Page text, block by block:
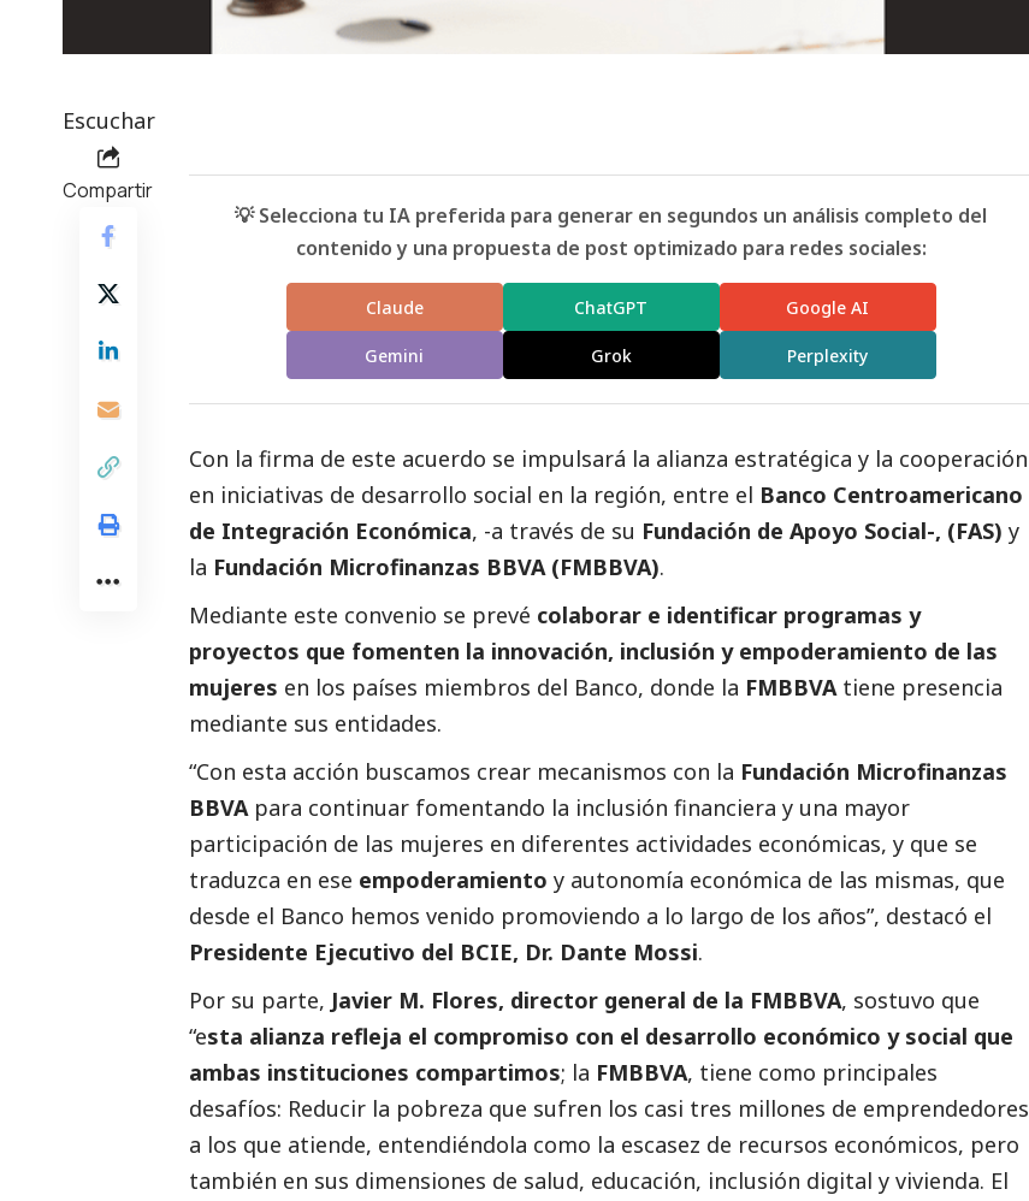
Escuchar
Compartir
💡 Selecciona tu IA preferida para generar en segundos un análisis completo del
contenido y una propuesta de post optimizado para redes sociales:
Claude ChatGPT Google AI
Gemini Grok Perplexity
Con la firma de este acuerdo se impulsará la alianza estratégica y la cooperación
en iniciativas de desarrollo social en la región, entre el Banco Centroamericano
de Integración Económica, -a través de su Fundación de Apoyo Social-, (FAS) y
la Fundación Microfinanzas BBVA (FMBBVA).
Mediante este convenio se prevé colaborar e identificar programas y
proyectos que fomenten la innovación, inclusión y empoderamiento de las
mujeres en los países miembros del Banco, donde la FMBBVAtiene presencia
mediante sus entidades.
“Con esta acción buscamos crear mecanismos con la Fundación Microfinanzas
BBVApara continuar fomentando la inclusión financiera y una mayor
participación de las mujeres en diferentes actividades económicas, y que se
traduzca en ese empoderamiento y autonomía económica de las mismas, que
desde el Banco hemos venido promoviendo a lo largo de los años”, destacó el
Presidente Ejecutivo del BCIE, Dr. Dante Mossi.
Por su parte, Javier M. Flores, director general de la FMBBVA, sostuvo que
“esta alianza refleja el compromiso con el desarrollo económico y social que
ambas instituciones compartimos; la FMBBVA, tiene como principales
desafíos: Reducir la pobreza que sufren los casi tres millones de emprendedores
a los que atiende, entendiéndola como la escasez de recursos económicos, pero
también en sus dimensiones de salud, educación, inclusión digital y vivienda. El